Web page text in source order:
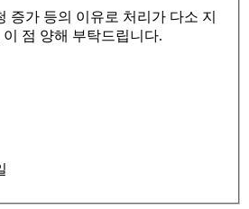
증가 등의 이유로 처리가 다소 지
점 양해 부탁드립니다.